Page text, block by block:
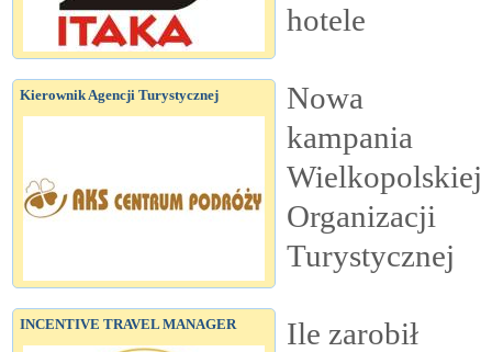
Kierownik Agencji Turystycznej
INCENTIVE TRAVEL MANAGER
hotele
Nowa
kampania
Wielkopolskiej
Organizacji
Turystycznej
Ile zarobił